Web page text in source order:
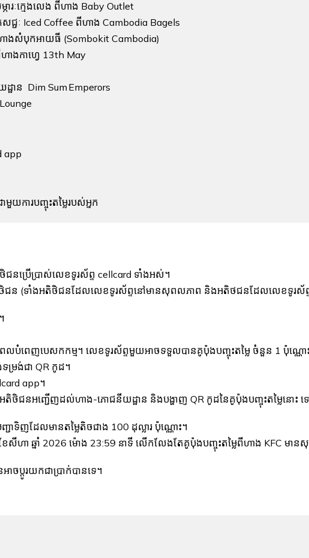
រៈក្មេងលេង ពីហាង Baby Outlet
ជៈ Iced Coffee ពីហាង Cambodia Bagels
ហាងសំបុកអាយធី (Sombokit Cambodia)
ាងកាហ្វេ 13th May
ឋាន Dim Sum Emperor​s
app
ការបញ្ចុះតម្លៃរបស់អ្នក
ជនប្រើប្រាស់លេខទូរស័ព្ទ cellcard ទាំងអស់។
អតិថិជន (ទាំងអតិថិជនដែលលេខទូរស័ព្ទនៅមានសុពលភាព និងអតិថជនដែលលេខទូរ
បំពេញបេសកកម្ម។ លេខទូរស័ព្ទមួយអាចទទួលបានគូប៉ុងបញ្ចុះតម្លៃ ចំនួន 1 ប៉ុណ្ណោ
ម្រង់ជា QR កូដ។
app។
អតិថិជនអញ្ជើញដល់ហាង-ភោជនីយដ្ឋាន និងបង្ហាញ QR កូដនៃគូប៉ុងបញ្ចុះតម្លៃនោះ
ជាទិញដែលមានតម្លៃតិចជាង 100 ដុល្លារ ប៉ុណ្ណោះ។
ា ឆ្នាំ 2026 ម៉ោង 23:59 នាទី លើកលែងតែគូប៉ុងបញ្ចុះតម្លៃពីហាង KFC មានសុព
ចប្តូរយកជាប្រាក់បានទេ។